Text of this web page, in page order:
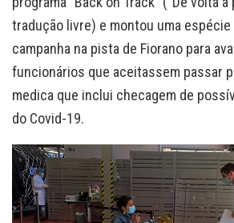
tradução livre) e montou uma
campanha na pista de Fiorano para
funcionários que aceitassem passar
medica que inclui checagem de
do Covid-19.